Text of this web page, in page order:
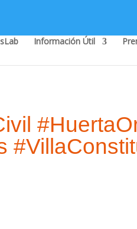
Información Útil